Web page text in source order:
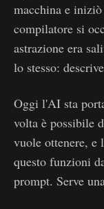
macchina e
compilatore si
astrazione era
lo stesso:
Oggi l'AI sta
volta è possibile
vuole ottenere, e
questo funzioni
prompt. Serve